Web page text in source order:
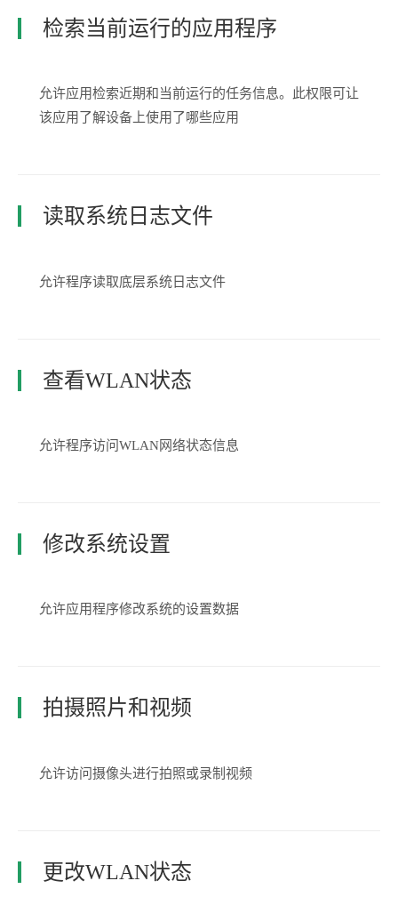
检索当前运行的应用程序
允许应用检索近期和当前运行的任务信息。此权限可让
该应用了解设备上使用了哪些应用
读取系统日志文件
允许程序读取底层系统日志文件
查看WLAN状态
允许程序访问WLAN网络状态信息
修改系统设置
允许应用程序修改系统的设置数据
拍摄照片和视频
允许访问摄像头进行拍照或录制视频
更改WLAN状态